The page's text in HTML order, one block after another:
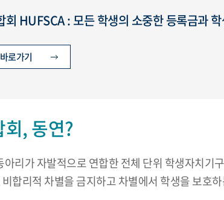
회 HUFSCA : 모든 학생의 소중한 등록금과
로가기
, 동연?
리가 자발적으로 연합한 전체 단위 학생자치
합리적 차별을 금지하고 차별에서 학생을 보호